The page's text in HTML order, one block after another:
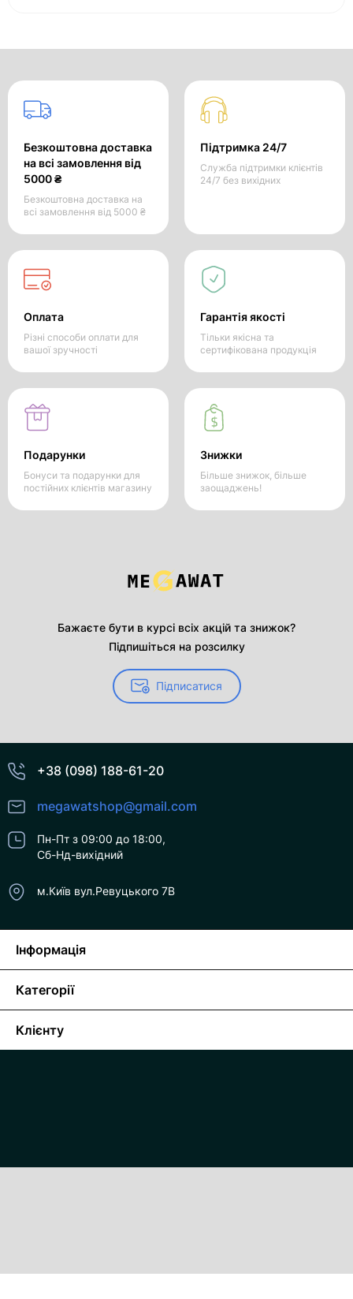
Безкоштовна доставка
на всі замовлення від
5000 ₴
Безкоштовна доставка на
всі замовлення від 5000 ₴
Підтримка 24/7
Служба підтримки клієнтів
24/7 без вихідних
Оплата
Різні способи оплати для
вашої зручності
Гарантія якості
Тільки якісна та
сертифікована продукція
Подарунки
Бонуси та подарунки для
постійних клієнтів магазину
Знижки
Більше знижок, більше
заощаджень!
Бажаєте бути в курсі всіх акцій та знижок?
Підпишіться на розсилку
Підписатися
+38 (098) 188-61-20
megawatshop@gmail.com
Пн-Пт з 09:00 до 18:00,
Сб-Нд-вихідний
м.Київ вул.Ревуцького 7В
Інформація
Категорії
Клієнту